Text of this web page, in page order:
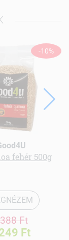
-10%
fehér 500g
Ft
Ft